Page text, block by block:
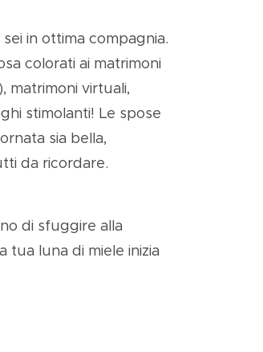
in ottima compagnia.
colorati ai matrimoni
matrimoni virtuali,
stimolanti! Le spose
sia bella,
da ricordare.
di sfuggire alla
luna di miele inizia